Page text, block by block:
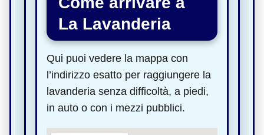
La Lavanderia
Qui puoi vedere la mappa con
l’indirizzo esatto per raggiungere la
lavanderia senza difficoltà, a piedi,
in auto o con i mezzi pubblici.